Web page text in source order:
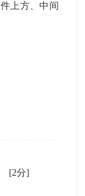
上方、中间
[2分]